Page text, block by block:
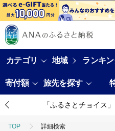
カテゴリ 地域 ランキ
寄付額 旅先を探す
「ふるさとチョイス
TOP 詳細検索